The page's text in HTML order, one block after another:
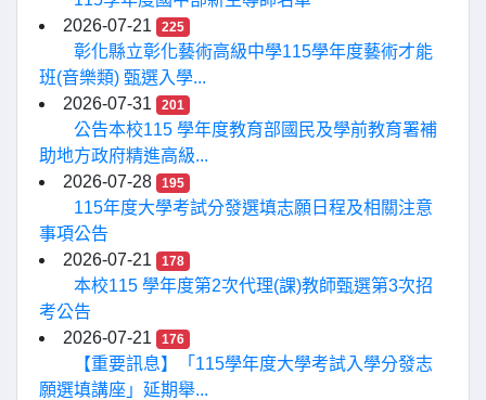
2026-07-21
225
彰化縣立彰化藝術高級中學115學年度藝術才能
班(音樂類) 甄選入學...
2026-07-31
201
公告本校115 學年度教育部國民及學前教育署補
助地方政府精進高級...
2026-07-28
195
115年度大學考試分發選填志願日程及相關注意
事項公告
2026-07-21
178
本校115 學年度第2次代理(課)教師甄選第3次招
考公告
2026-07-21
176
【重要訊息】「115學年度大學考試入學分發志
願選填講座」延期舉...